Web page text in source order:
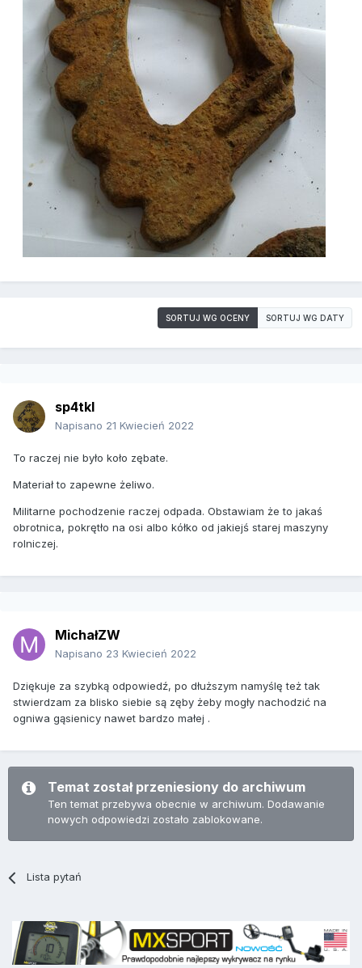
SORTUJ WG OCENY SORTUJ WG DATY
sp4tkl
Napisano 21 Kwiecień 2022
To raczej nie było koło zębate.
Materiał to zapewne żeliwo.
Militarne pochodzenie raczej odpada. Obstawiam że to jakaś
obrotnica, pokrętło na osi albo kółko od jakiejś starej maszyny
rolniczej.
MichałZW
Napisano 23 Kwiecień 2022
Dziękuje za szybką odpowiedź, po dłuższym namyślę też tak
stwierdzam za blisko siebie są zęby żeby mogły nachodzić na
ogniwa gąsienicy nawet bardzo małej .
Temat został przeniesiony do archiwum
Ten temat przebywa obecnie w archiwum. Dodawanie
nowych odpowiedzi zostało zablokowane.
Lista pytań